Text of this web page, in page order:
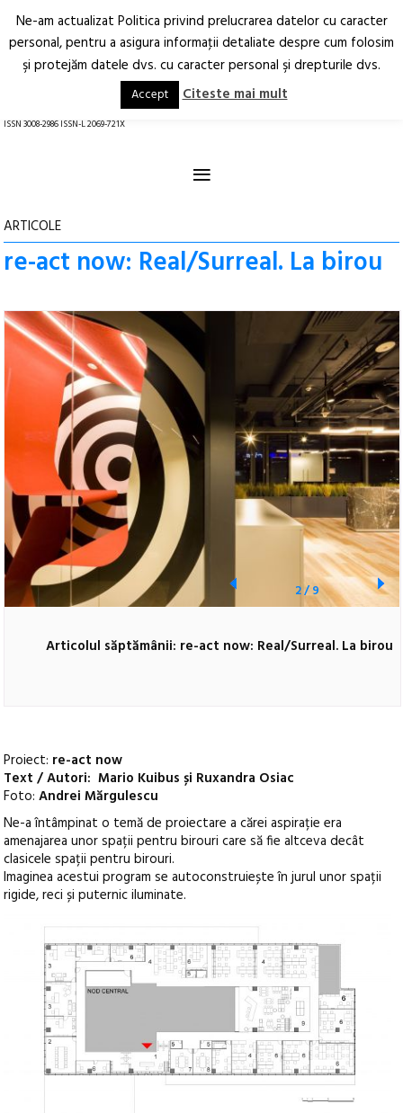
Arhitectură.
Oraș.
RO EN
ISSN 3008-2986 ISSN-L 2069-721X
≡
ARTICOLE
re-act now: Real/Surreal. La birou
Articolul săptămânii: re-act now: Real/Surreal. La birou
2/9
Proiect: re-act now
Text / Autori: Mario Kuibus și Ruxandra Osiac
Foto:Andrei Mărgulescu
Ne-a întâmpinat o temă de proiectare a cărei aspirație era
amenajarea unor spații pentru birouri care să fie altceva decât
clasicele spații pentru birouri.
Imaginea acestui program se autoconstruiește în jurul unor spații
rigide, reci și puternic iluminate.
Ne-am actualizat Politica privind prelucrarea datelor cu caracter
personal, pentru a asigura informaţii detaliate despre cum folosim
şi protejăm datele dvs. cu caracter personal şi drepturile dvs.
Accept Citeste mai mult